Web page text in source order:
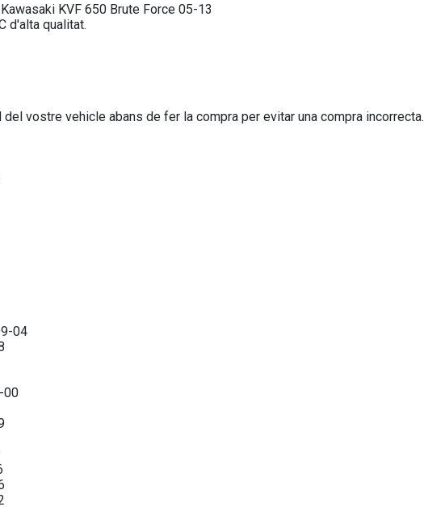
KVF 650 Brute Force 05-13
d'alta qualitat.
vostre vehicle abans de fer la compra per evitar una compra incorrecta.
04
00